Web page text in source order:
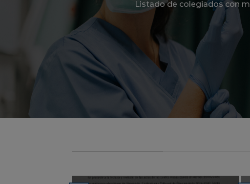
Listado de colegiados con